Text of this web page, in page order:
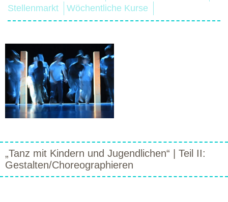
Stellenmarkt
Wöchentliche Kurse
„Tanz mit Kindern und Jugendlichen“ | Teil II:
Gestalten/Choreographieren